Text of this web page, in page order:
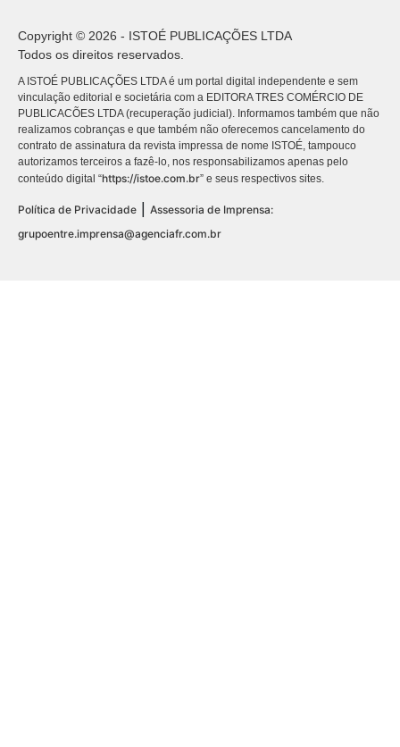
Copyright © 2026 - ISTOÉ PUBLICAÇÕES LTDA
Todos os direitos reservados.
A ISTOÉ PUBLICAÇÕES LTDA é um portal digital independente e sem
vinculação editorial e societária com a EDITORA TRES COMÉRCIO DE
PUBLICACÕES LTDA (recuperação judicial). Informamos também que não
realizamos cobranças e que também não oferecemos cancelamento do
contrato de assinatura da revista impressa de nome ISTOÉ, tampouco
autorizamos terceiros a fazê-lo, nos responsabilizamos apenas pelo
conteúdo digital “https://istoe.com.br” e seus respectivos sites.
Política de Privacidade
Assessoria de Imprensa:
grupoentre.imprensa@agenciafr.com.br